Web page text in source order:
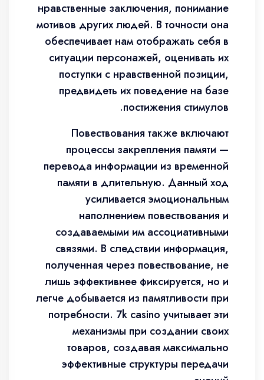
нравственные заключения, понимание
мотивов других людей. В точности она
обеспечивает нам отображать себя в
ситуации персонажей, оценивать их
поступки с нравственной позиции,
предвидеть их поведение на базе
постижения стимулов.
Повествования также включают
процессы закрепления памяти —
перевода информации из временной
памяти в длительную. Данный ход
усиливается эмоциональным
наполнением повествования и
создаваемыми им ассоциативными
связями. В следствии информация,
полученная через повествование, не
лишь эффективнее фиксируется, но и
легче добывается из памятливости при
потребности. 7k casino учитывает эти
механизмы при создании своих
товаров, создавая максимально
эффективные структуры передачи